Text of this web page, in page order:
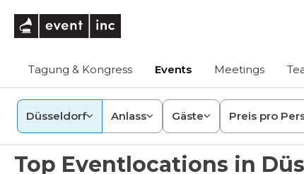
Tagung & Kongress Events Meetings
Düsseldorf Anlass Gäste Preis pro
Top Eventlocations in